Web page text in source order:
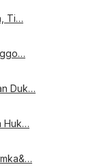
Ti…
Duk…
Huk…